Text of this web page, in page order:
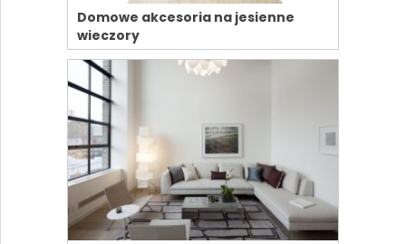
Domowe akcesoria na jesienne
wieczory